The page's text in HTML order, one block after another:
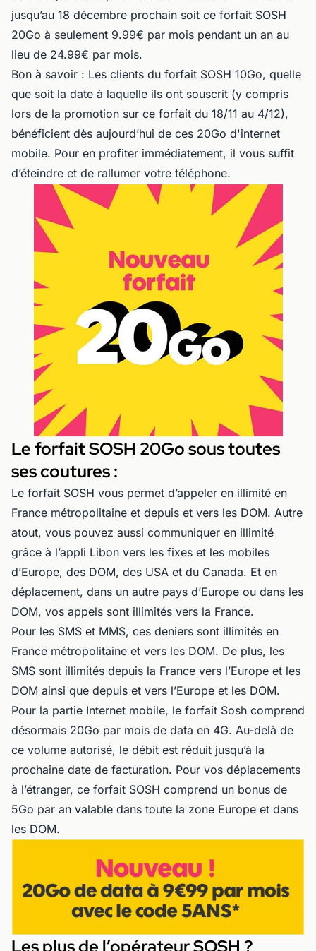
jusqu’au 18 décembre prochain soit ce forfait SOSH
20Go à seulement 9.99€ par mois pendant un an au
lieu de 24.99€ par mois.
Bon à savoir : Les clients du forfait SOSH 10Go, quelle
que soit la date à laquelle ils ont souscrit (y compris
lors de la promotion sur ce forfait du 18/11 au 4/12),
bénéficient dès aujourd’hui de ces 20Go d'internet
mobile. Pour en profiter immédiatement, il vous suffit
d’éteindre et de rallumer votre téléphone.
Le forfait SOSH 20Go sous toutes
ses coutures :
Le forfait SOSH vous permet d’appeler en illimité en
France métropolitaine et depuis et vers les DOM. Autre
atout, vous pouvez aussi communiquer en illimité
grâce à l’appli Libon vers les fixes et les mobiles
d’Europe, des DOM, des USA et du Canada. Et en
déplacement, dans un autre pays d’Europe ou dans les
DOM, vos appels sont illimités vers la France.
Pour les SMS et MMS, ces deniers sont illimités en
France métropolitaine et vers les DOM. De plus, les
SMS sont illimités depuis la France vers l’Europe et les
DOM ainsi que depuis et vers l’Europe et les DOM.
Pour la partie Internet mobile, le forfait Sosh comprend
désormais 20Go par mois de data en 4G. Au-delà de
ce volume autorisé, le débit est réduit jusqu’à la
prochaine date de facturation. Pour vos déplacements
à l’étranger, ce forfait SOSH comprend un bonus de
5Go par an valable dans toute la zone Europe et dans
les DOM.
Les plus de l’opérateur SOSH ?